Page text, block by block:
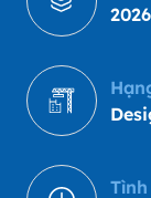
2026